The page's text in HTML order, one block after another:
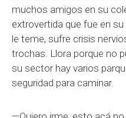
muchos amigos en su
extrovertida que fue en
le teme, sufre crisis
trochas. Llora porque no
su sector hay varios
seguridad para caminar.